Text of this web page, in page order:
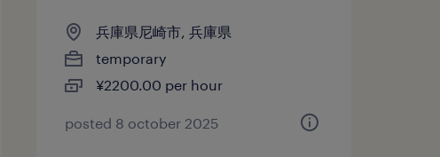
兵庫県尼崎市, 兵庫県
temporary
¥2200.00 per hour
posted 8 october 2025